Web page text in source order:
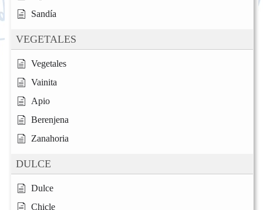
Sandía
VEGETALES
Vegetales
Vainita
Apio
Berenjena
Zanahoria
DULCE
Dulce
Chicle